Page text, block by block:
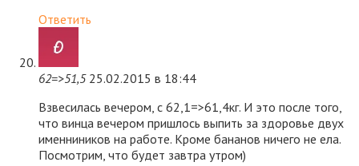
Ответить
62=>51,5 25.02.2015 в 18:44
Взвесилась вечером, с 62,1=>61,4кг. И это после того,
что винца вечером пришлось выпить за здоровье двух
именниников на работе. Кроме бананов ничего не ела.
Посмотрим, что будет завтра утром)